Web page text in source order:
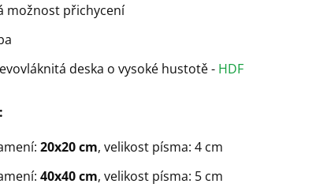
možnost přichycení
deska o vysoké hustotě - HDF
20x20 cm, velikost písma: 4 cm
40x40cm, velikost písma: 5 cm